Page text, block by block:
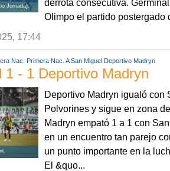
Jornada).
derrota consecutiva.
Olimpo el partido postergado
17:44
Nac. Primera Nac. A San Miguel Deportivo Madryn
1 - 1 Deportivo Madryn
Deportivo Madryn igualó con
Polvorines y sigue en zona
Madryn empató 1 a 1 con
en un encuentro tan parejo
un punto importante en la
El &quo...